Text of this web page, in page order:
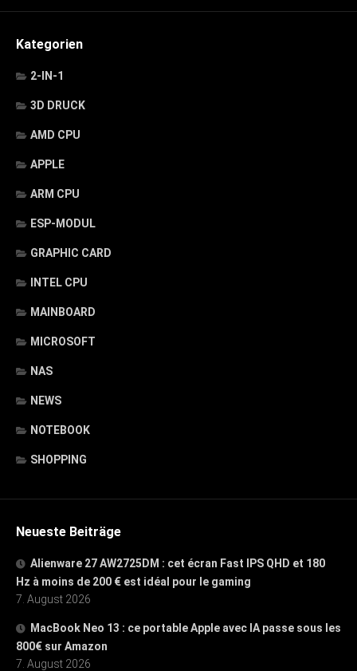
Kategorien
2-IN-1
3D DRUCK
AMD CPU
APPLE
ARM CPU
ESP-MODUL
GRAPHIC CARD
INTEL CPU
MAINBOARD
MICROSOFT
NAS
NEWS
NOTEBOOK
SHOPPING
Neueste Beiträge
Alienware 27 AW2725DM : cet écran Fast IPS QHD et 180
Hz à moins de 200 € est idéal pour le gaming
7. August 2026
MacBook Neo 13 : ce portable Apple avec IA passe sous les
800€ sur Amazon
7. August 2026